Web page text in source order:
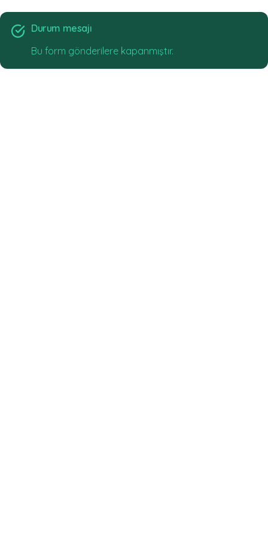
durum mesajı
Bu form gönderilere kapanmıştır.